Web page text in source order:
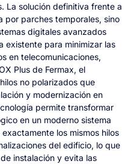
La solución definitiva frente a
por parches temporales, sino
digitales avanzados
existente para minimizar las
en telecomunicaciones,
Plus de Fermax, el
no polarizados que
y modernización en
permite transformar
en un moderno sistema
los mismos hilos
del edificio, lo que
instalación y evita las